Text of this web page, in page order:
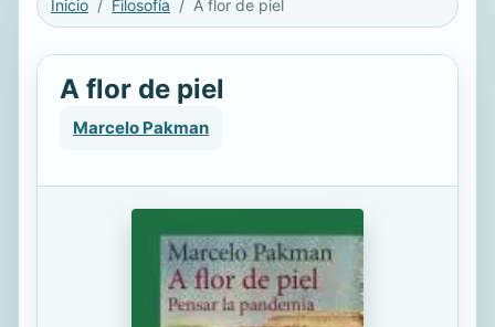
Inicio Filosofía A flor de piel
A flor de piel
Marcelo Pakman